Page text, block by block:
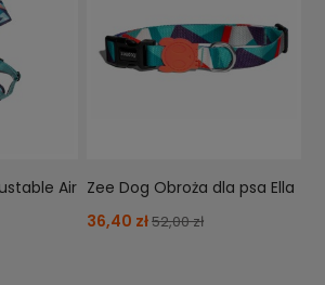
Air Zee Dog Obroża dla psa Ella
36,40 zł52,00 zł